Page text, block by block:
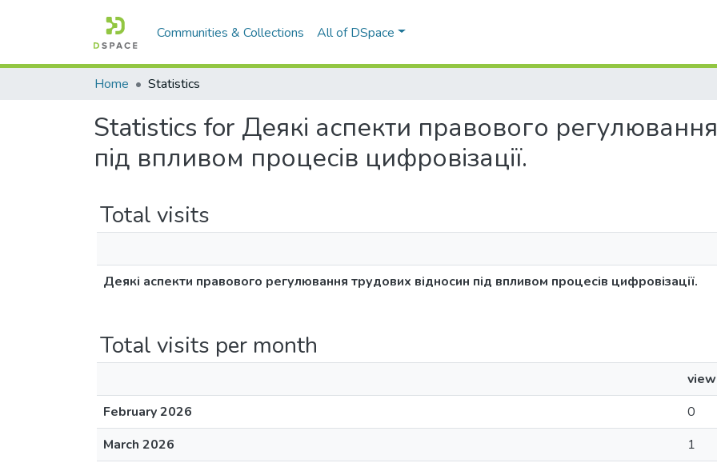
Communities & Collections All of DSpace
Home Statistics
Statistics for Деякі аспекти правового
під впливом процесів цифровізації.
Total visits
Деякі аспекти правового регулювання трудових відносин під впливом процесів цифровізації.
Total visits per month
February 2026
0
March 2026
1